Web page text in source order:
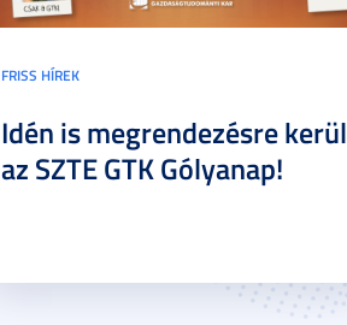
FRISS HÍREK
Idén is megrendezésre kerül
az SZTE GTK Gólyanap!